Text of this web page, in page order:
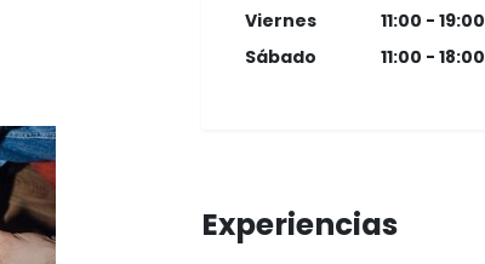
Viernes
11:00 - 19:00
Sábado
11:00 - 18:00
Experiencias